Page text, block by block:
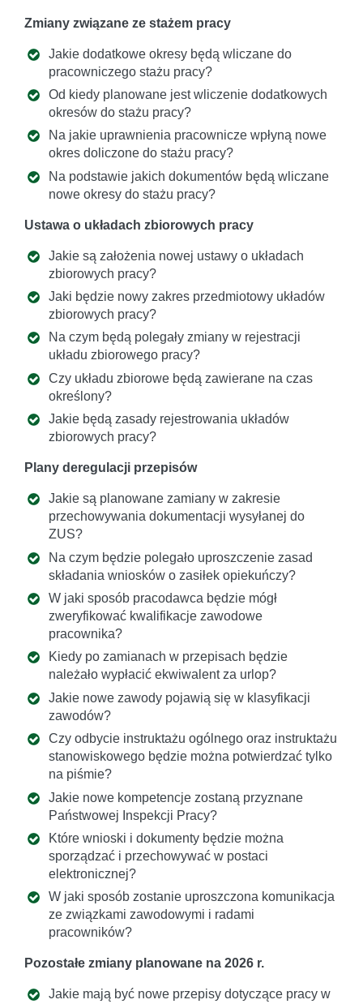
Zmiany związane ze stażem pracy
Jakie dodatkowe okresy będą wliczane do
pracowniczego stażu pracy?
Od kiedy planowane jest wliczenie dodatkowych
okresów do stażu pracy?
Na jakie uprawnienia pracownicze wpłyną nowe
okres doliczone do stażu pracy?
Na podstawie jakich dokumentów będą wliczane
nowe okresy do stażu pracy?
Ustawa o układach zbiorowych pracy
Jakie są założenia nowej ustawy o układach
zbiorowych pracy?
Jaki będzie nowy zakres przedmiotowy układów
zbiorowych pracy?
Na czym będą polegały zmiany w rejestracji
układu zbiorowego pracy?
Czy układu zbiorowe będą zawierane na czas
określony?
Jakie będą zasady rejestrowania układów
zbiorowych pracy?
Plany deregulacji przepisów
Jakie są planowane zamiany w zakresie
przechowywania dokumentacji wysyłanej do
ZUS?
Na czym będzie polegało uproszczenie zasad
składania wniosków o zasiłek opiekuńczy?
W jaki sposób pracodawca będzie mógł
zweryfikować kwalifikacje zawodowe
pracownika?
Kiedy po zamianach w przepisach będzie
należało wypłacić ekwiwalent za urlop?
Jakie nowe zawody pojawią się w klasyfikacji
zawodów?
Czy odbycie instruktażu ogólnego oraz instruktażu
stanowiskowego będzie można potwierdzać tylko
na piśmie?
Jakie nowe kompetencje zostaną przyznane
Państwowej Inspekcji Pracy?
Które wnioski i dokumenty będzie można
sporządzać i przechowywać w postaci
elektronicznej?
W jaki sposób zostanie uproszczona komunikacja
ze związkami zawodowymi i radami
pracowników?
Pozostałe zmiany planowane na 2026 r.
Jakie mają być nowe przepisy dotyczące pracy w